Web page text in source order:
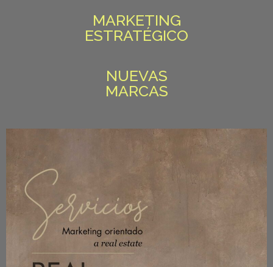
MARKETING
ESTRATÉGICO
NUEVAS
MARCAS